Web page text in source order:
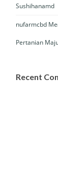
Sushihanamd
nufarmcbd
Pertanian
Recent